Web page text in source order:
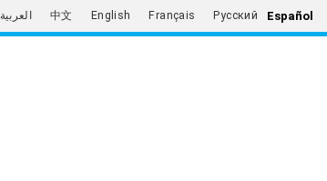
العربية 中文 English Français Русский Español